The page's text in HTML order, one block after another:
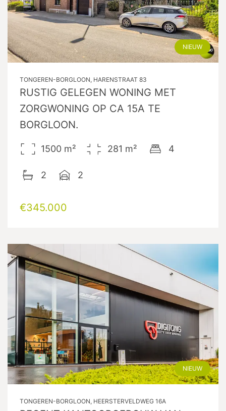
NIEUW
TONGEREN-BORGLOON, HARENSTRAAT 83
RUSTIG GELEGEN WONING MET
ZORGWONING OP CA 15A TE
BORGLOON.
1500 m² 281 m² 4
2 2
€345.000
NIEUW
TONGEREN-BORGLOON, HEERSTERVELDWEG 16A